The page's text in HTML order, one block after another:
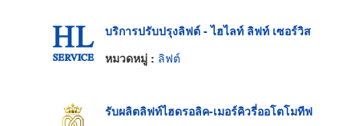
บริการปรับปรุงลิฟต์ - ไฮไลท์ ลิฟท์ เซอร์วิส
หมวดหมู่ : ลิฟต์
รับผลิตลิฟท์ไฮดรอลิค-เมอร์คิวรี่ออโตโมทีฟ